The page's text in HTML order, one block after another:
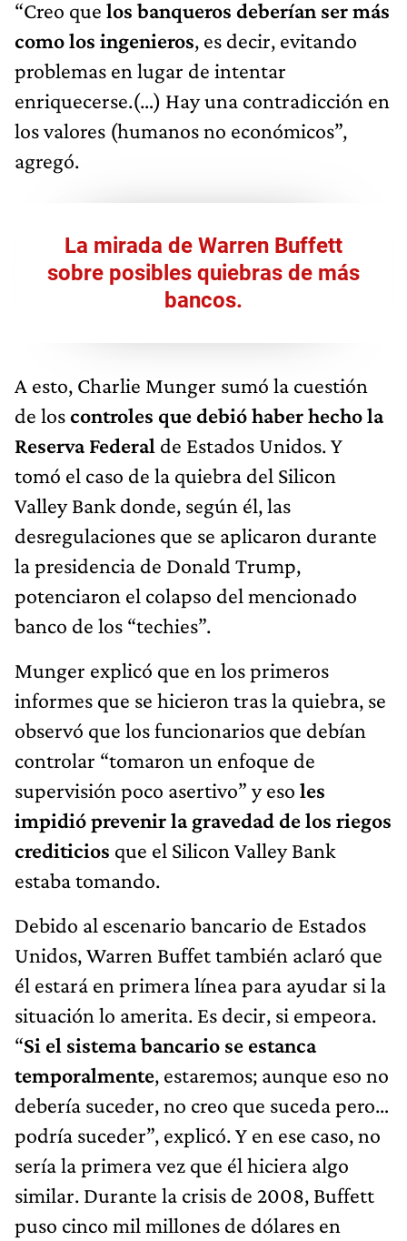
“Creo que los banqueros deberían ser más
como los ingenieros, es decir, evitando
problemas en lugar de intentar
enriquecerse.(…) Hay una contradicción en
los valores (humanos no económicos”,
agregó.
La mirada de Warren Buffett
sobre posibles quiebras de más
bancos.
A esto, Charlie Munger sumó la cuestión
de loscontroles que debió haber hecho la
Reserva Federal de Estados Unidos. Y
tomó el caso de la quiebra del Silicon
Valley Bank donde, según él, las
desregulaciones que se aplicaron durante
la presidencia de Donald Trump,
potenciaron el colapso del mencionado
banco de los “techies”.
Munger explicó que en los primeros
informes que se hicieron tras la quiebra, se
observó que los funcionarios que debían
controlar “tomaron un enfoque de
supervisión poco asertivo” y eso les
impidió prevenir la gravedad de los riegos
crediticios que el Silicon Valley Bank
estaba tomando.
Debido al escenario bancario de Estados
Unidos, Warren Buffet también aclaró que
él estará en primera línea para ayudar si la
situación lo amerita. Es decir, si empeora.
“Si el sistema bancario se estanca
temporalmente, estaremos; aunque eso no
debería suceder, no creo que suceda pero…
podría suceder”, explicó. Y en ese caso, no
sería la primera vez que él hiciera algo
similar. Durante la crisis de 2008, Buffett
puso cinco mil millones de dólares en